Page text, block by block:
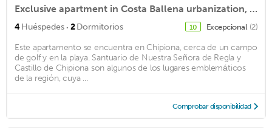
Exclusive apartment in Costa Ballena urbanization, Cádiz
4Huéspedes · 2Dormitorios 10 Excepcional (2)
Este apartamento se encuentra en Chipiona, cerca de un campo
de golf y en la playa. Santuario de Nuestra Señora de Regla y
Castillo de Chipiona son algunos de los lugares emblemáticos
de la región, cuya ...
Comprobar disponibilidad